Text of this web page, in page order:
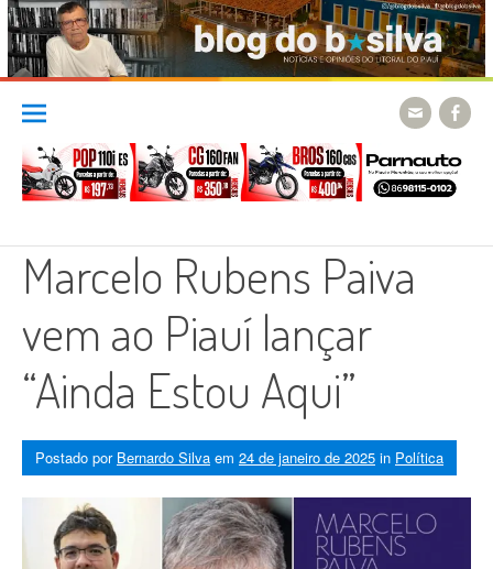
Skip
content
Marcelo Rubens Paiva
vem ao Piauí lançar
“Ainda Estou Aqui”
Postado por Bernardo Silva em 24 de janeiro de 2025 in Política